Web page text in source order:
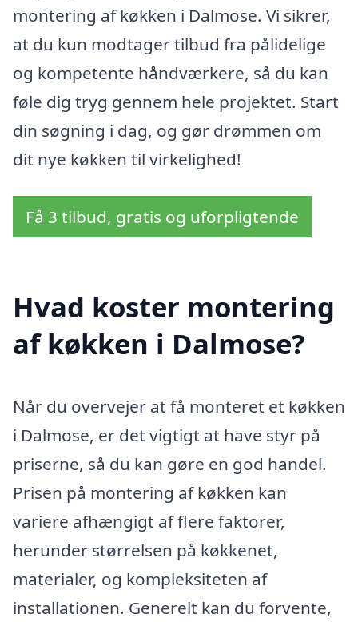
montering af køkken i Dalmose. Vi sikrer,
at du kun modtager tilbud fra pålidelige
og kompetente håndværkere, så du kan
føle dig tryg gennem hele projektet. Start
din søgning i dag, og gør drømmen om
dit nye køkken til virkelighed!
Få 3 tilbud, gratis og uforpligtende
Hvad koster montering
af køkken i Dalmose?
Når du overvejer at få monteret et køkken
i Dalmose, er det vigtigt at have styr på
priserne, så du kan gøre en god handel.
Prisen på montering af køkken kan
variere afhængigt af flere faktorer,
herunder størrelsen på køkkenet,
materialer, og kompleksiteten af
installationen. Generelt kan du forvente,